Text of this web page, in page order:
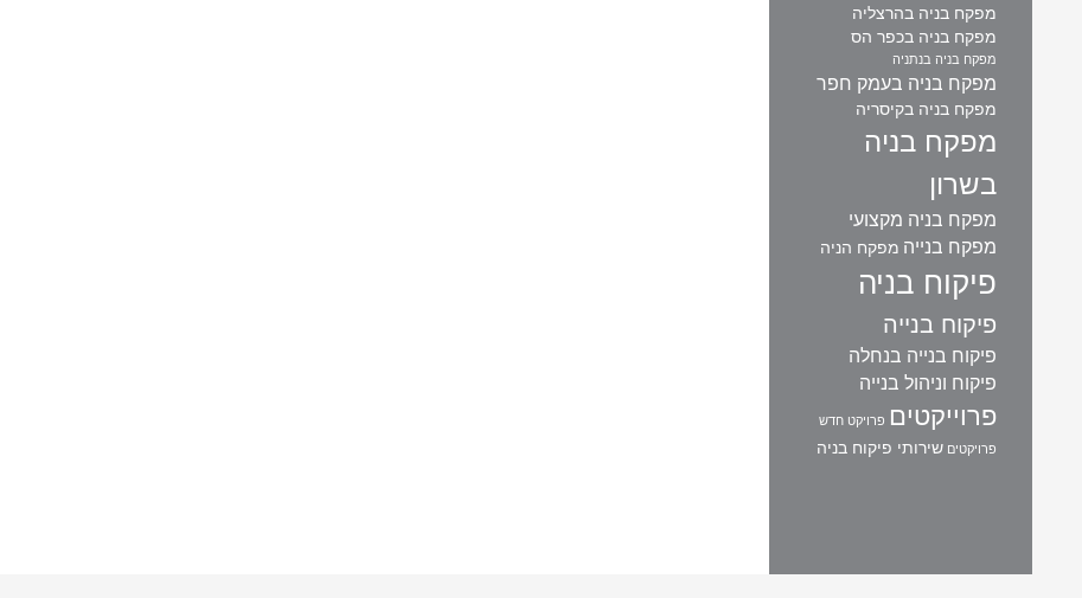
מפקח בניה בהרצליה
מפקח בניה בכפר הס
מפקח בניה בנתניה
מפקח בניה בעמק חפר
מפקח בניה בקיסריה
מפקח בניה
בשרון
מפקח בניה מקצועי
מפקח בנייה מפקח הניה
פיקוח בניה
פיקוח בנייה
פיקוח בנייה בנחלה
פיקוח וניהול בנייה
פרוייקטים פרויקט חדש
פרויקטים שירותי פיקוח בניה